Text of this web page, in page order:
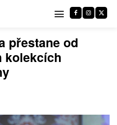
přestane od
kolekcích